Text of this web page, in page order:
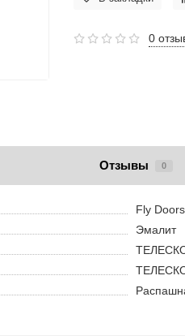
0
Отзывы 0
Fly Doors
Эмалит